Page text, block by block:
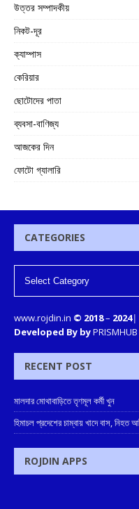
উত্তর সম্পাদকীয়
নিকট-দূর
ক্যাম্পাস
কেরিয়ার
ছোটোদের পাতা
ব্যবসা-বাণিজ্য
আজকের দিন
ফোটো গ্যালারি
CATEGORIES
www.rojdin.in © 2018– 2024|
Developed By by
RECENT POST
মালদার মোথাবাড়িতে তৃণমূল কর্মী খুন
হিমাচল প্রদেশের চাম্বায় খাদে বাস,
ROJDIN APPS